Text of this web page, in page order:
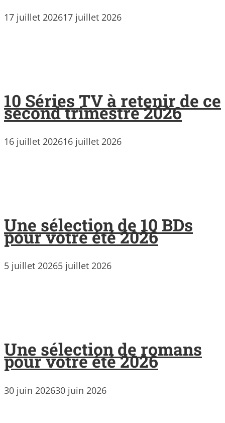
17 juillet 202617 juillet 2026
10 Séries TV à retenir de ce
second trimestre 2026
16 juillet 202616 juillet 2026
Une sélection de 10 BDs
pour votre été 2026
5 juillet 20265 juillet 2026
Une sélection de romans
pour votre été 2026
30 juin 202630 juin 2026